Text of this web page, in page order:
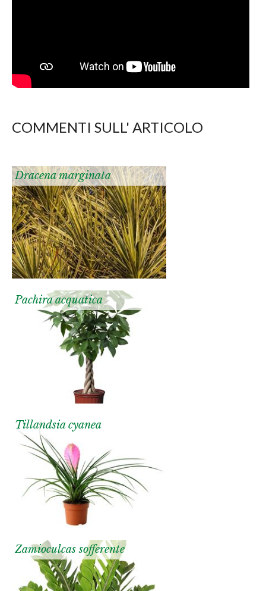
COMMENTI SULL' ARTICOLO
Dracena marginata
Pachira acquatica
Tillandsia cyanea
Zamioculcas sofferente